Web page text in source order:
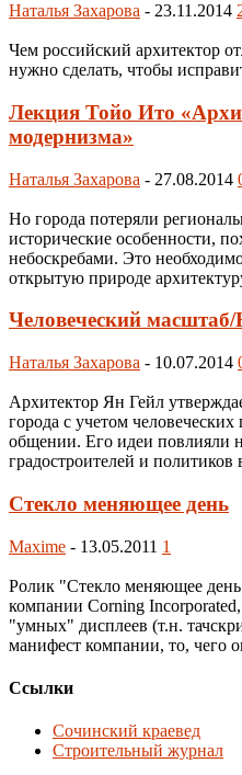
Наталья Захарова - 23.11.2014
Чем российский архитектор
нужно сделать, чтобы
Лекция Тойо Ито
модернизма»
Наталья Захарова - 27.08.2014
Но города потеряли
исторические особенности,
небоскребами. Это
открытую природе
Человеческий масштаб/
Наталья Захарова - 10.07.2014
Архитектор Ян Гейл
города с учетом
общении. Его идеи повлияли
градостроителей и политиков
Стекло меняющее день
Maxime - 13.05.2011 1
Ролик "Стекло меняющее
компании Corning
"умных" дисплеев (т.н.
манифест компании, то, чего
Ссылки
Сочинский краевед
Строительный журнал